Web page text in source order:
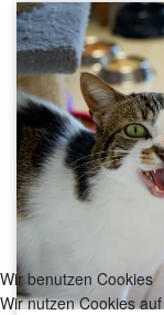
Wir benutzen Cookies
Wir nutzen Cookies